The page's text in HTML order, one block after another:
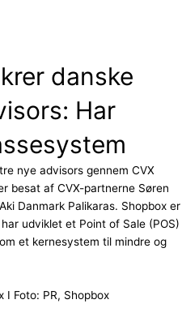
danske
Har
nye advisors gennem CVX
besat af CVX-partnerne Søren
Danmark Palikaras. Shopbox er
udviklet et Point of Sale (POS)
et kernesystem til mindre og
I Foto: PR, Shopbox